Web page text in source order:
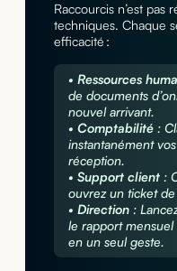
Raccourcis n’est pas
techniques. Chaque
efficacité :
• Ressources
de documents
nouvel arrivant.
• Comptabilité:
instantanément
réception.
• Support client:
ouvrez un ticket
• Direction:
le rapport
en un seul geste.